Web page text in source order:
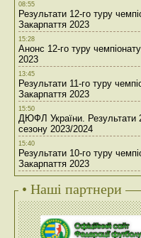
08:55
Результати 12-го туру
Закарпаття 2023
15:28
Анонс 12-го туру
2023
13:45
Результати 11-го туру
Закарпаття 2023
15:50
ДЮФЛ України. Результати
сезону 2023/2024
15:40
Результати 10-го туру
Закарпаття 2023
• Наші партнери